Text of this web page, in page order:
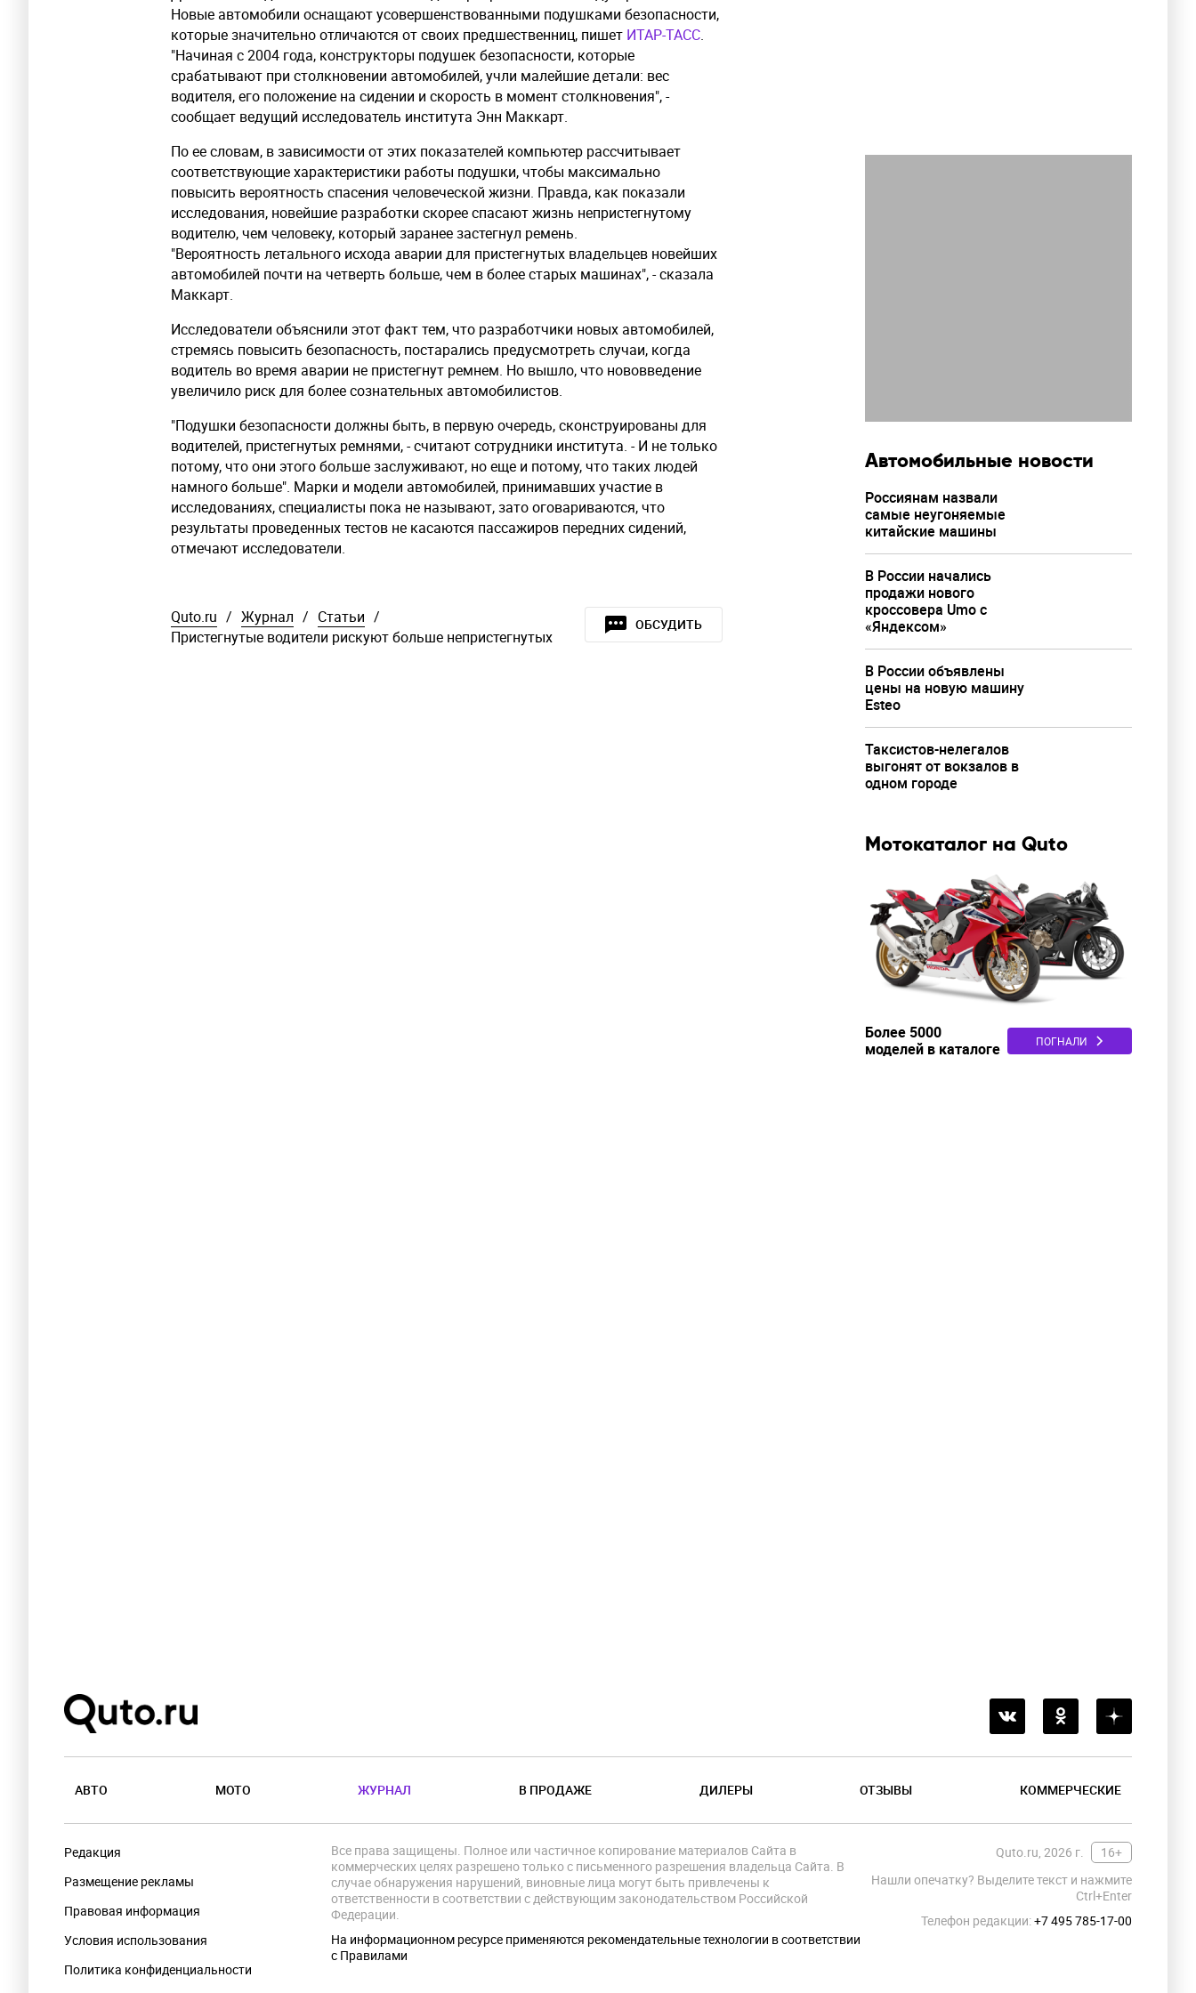
Новые автомобили оснащают усовершенствованными подушками безопасности,
которые значительно отличаются от своих предшественниц, пишет ИТАР-ТАСС.
"Начиная с 2004 года, конструкторы подушек безопасности, которые
срабатывают при столкновении автомобилей, учли малейшие детали: вес
водителя, его положение на сидении и скорость в момент столкновения", -
сообщает ведущий исследователь института Энн Маккарт.
По ее словам, в зависимости от этих показателей компьютер рассчитывает
соответствующие характеристики работы подушки, чтобы максимально
повысить вероятность спасения человеческой жизни. Правда, как показали
исследования, новейшие разработки скорее спасают жизнь непристегнутому
водителю, чем человеку, который заранее застегнул ремень.
"Вероятность летального исхода аварии для пристегнутых владельцев новейших
автомобилей почти на четверть больше, чем в более старых машинах", - сказала
Маккарт.
Исследователи объяснили этот факт тем, что разработчики новых автомобилей,
стремясь повысить безопасность, постарались предусмотреть случаи, когда
водитель во время аварии не пристегнут ремнем. Но вышло, что нововведение
увеличило риск для более сознательных автомобилистов.
"Подушки безопасности должны быть, в первую очередь, сконструированы для
водителей, пристегнутых ремнями, - считают сотрудники института. - И не только
потому, что они этого больше заслуживают, но еще и потому, что таких людей
намного больше". Марки и модели автомобилей, принимавших участие в
исследованиях, специалисты пока не называют, зато оговариваются, что
результаты проведенных тестов не касаются пассажиров передних сидений,
отмечают исследователи.
ОБСУДИТЬ
Quto.ru / Журнал / Статьи /
Пристегнутые водители рискуют больше непристегнутых
Автомобильные новости
Россиянам назвали
самые неугоняемые
китайские машины
В России начались
продажи нового
кроссовера Umo с
«Яндексом»
В России объявлены
цены на новую машину
Esteo
Таксистов-нелегалов
выгонят от вокзалов в
одном городе
Мотокаталог на Quto
Более 5000
моделей в каталоге
ПОГНАЛИ
АВТО МОТО ЖУРНАЛ В ПРОДАЖЕ ДИЛЕРЫ ОТЗЫВЫ КОММЕРЧЕСКИЕ
Редакция
Размещение рекламы
Правовая информация
Условия использования
Политика конфиденциальности
Quto.ru, 2026 г.
16+
Нашли опечатку? Выделите текст и нажмите
Ctrl+Enter
Телефон редакции:+7 495 785-17-00
Все права защищены. Полное или частичное копирование материалов Сайта в
коммерческих целях разрешено только с письменного разрешения владельца Сайта. В
случае обнаружения нарушений, виновные лица могут быть привлечены к
ответственности в соответствии с действующим законодательством Российской
Федерации.
На информационном ресурсе применяются рекомендательные технологии в соответствии
с Правилами